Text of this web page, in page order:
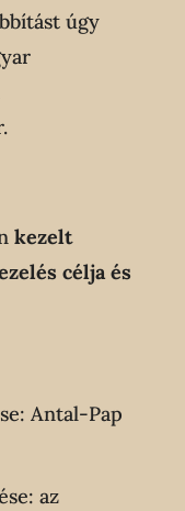
úgy
kezelt
célja és
Antal-Pap
az